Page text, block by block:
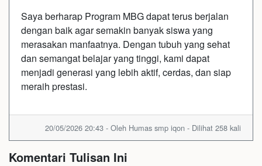
Saya berharap Program MBG dapat terus berjalan
dengan baik agar semakin banyak siswa yang
merasakan manfaatnya. Dengan tubuh yang sehat
dan semangat belajar yang tinggi, kami dapat
menjadi generasi yang lebih aktif, cerdas, dan siap
meraih prestasi.
20/05/2026 20:43 - Oleh Humas smp iqon - Dilihat 258 kali
Komentari Tulisan Ini